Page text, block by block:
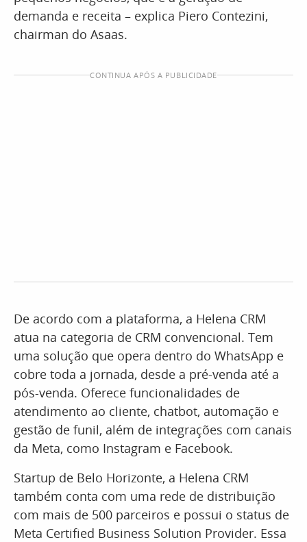
demanda e receita – explica Piero Contezini,
chairman do Asaas.
CONTINUA APÓS A PUBLICIDADE
De acordo com a plataforma, a Helena CRM
atua na categoria de CRM convencional. Tem
uma solução que opera dentro do WhatsApp e
cobre toda a jornada, desde a pré-venda até a
pós-venda. Oferece funcionalidades de
atendimento ao cliente, chatbot, automação e
gestão de funil, além de integrações com canais
da Meta, como Instagram e Facebook.
Startup de Belo Horizonte, a Helena CRM
também conta com uma rede de distribuição
com mais de 500 parceiros e possui o status de
Meta Certified Business Solution Provider. Essa